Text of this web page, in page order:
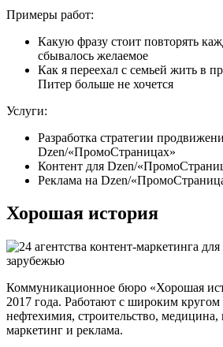
Примеры работ:
Какую фразу стоит повторять
сбывалось желаемое
Как я переехал с семьей жить в
Питер больше не хочется
Услуги:
Разработка стратегии
Dzen/«ПромоСтраницах»
Контент для Dzen/
Реклама на Dzen/
Хорошая история
Коммуникационное бюро «Хорошая
2017 года. Работают с широким
нефтехимия, строительство,
маркетинг и реклама.